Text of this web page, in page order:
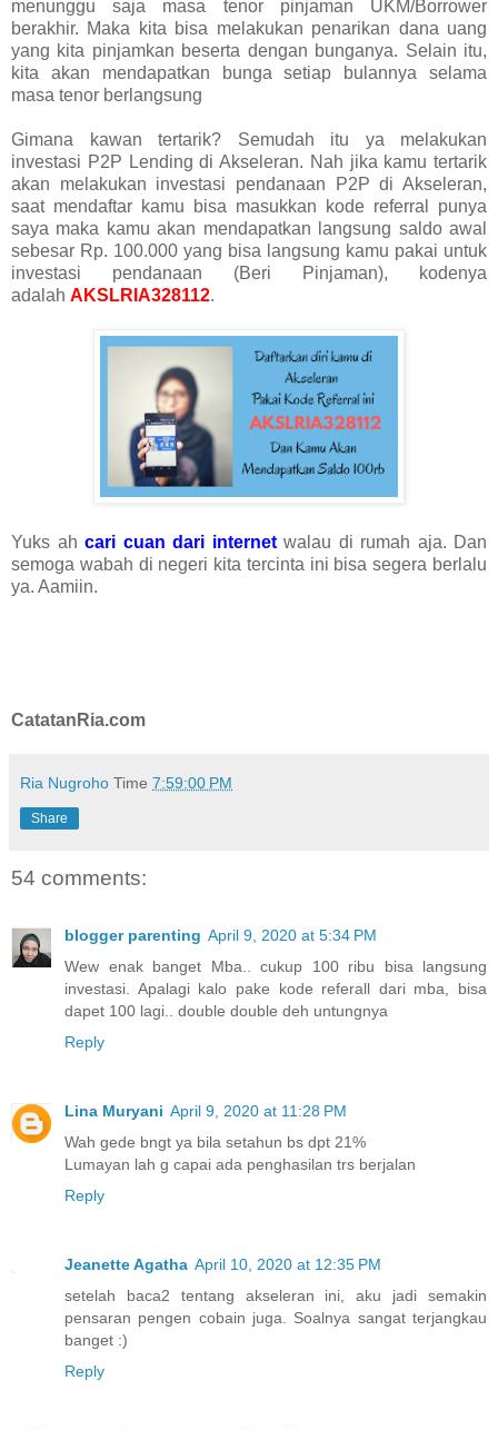
menunggu saja masa tenor pinjaman UKM/Borrower
berakhir. Maka kita bisa melakukan penarikan dana uang
yang kita pinjamkan beserta dengan bunganya. Selain itu,
kita akan mendapatkan bunga setiap bulannya selama
masa tenor berlangsung
Gimana kawan tertarik? Semudah itu ya melakukan
investasi P2P Lending di Akseleran. Nah jika kamu tertarik
akan melakukan investasi pendanaan P2P di Akseleran,
saat mendaftar kamu bisa masukkan kode referral punya
saya maka kamu akan mendapatkan langsung saldo awal
sebesar Rp. 100.000 yang bisa langsung kamu pakai untuk
investasi pendanaan (Beri Pinjaman), kodenya
adalah AKSLRIA328112.
Yuks ah cari cuan dari internetwalau di rumah aja. Dan
semoga wabah di negeri kita tercinta ini bisa segera berlalu
ya. Aamiin.
CatatanRia.com
Ria Nugroho Time 7:59:00 PM
Share
54 comments:
blogger parenting April 9, 2020 at 5:34 PM
Wew enak banget Mba.. cukup 100 ribu bisa langsung
investasi. Apalagi kalo pake kode referall dari mba, bisa
dapet 100 lagi.. double double deh untungnya
Reply
Lina Muryani April 9, 2020 at 11:28 PM
Wah gede bngt ya bila setahun bs dpt 21%
Lumayan lah g capai ada penghasilan trs berjalan
Reply
Jeanette Agatha April 10, 2020 at 12:35 PM
setelah baca2 tentang akseleran ini, aku jadi semakin
pensaran pengen cobain juga. Soalnya sangat terjangkau
banget :)
Reply